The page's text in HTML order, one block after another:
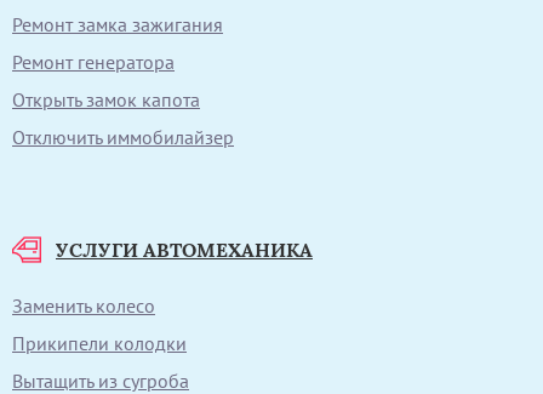
Ремонт замка зажигания
Ремонт генератора
Открыть замок капота
Отключить иммобилайзер
УСЛУГИ АВТОМЕХАНИКА
Заменить колесо
Прикипели колодки
Вытащить из сугроба